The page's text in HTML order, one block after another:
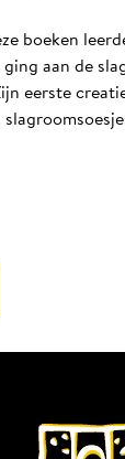
boeken
aan de
eerste